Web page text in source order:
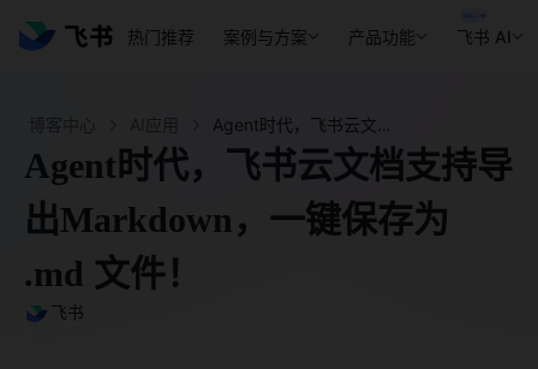
热门推荐 案例与方案 产品功能 飞书 AI
Agent时代，飞书云文档支持导
出Markdown，一键保存为
.md 文件！
飞书